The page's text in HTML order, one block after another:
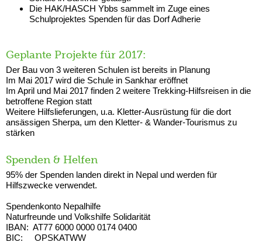
Die HAK/HASCH Ybbs sammelt im Zuge eines
Schulprojektes Spenden für das Dorf Adherie
Geplante Projekte für 2017:
Der Bau von 3 weiteren Schulen ist bereits in Planung
Im Mai 2017 wird die Schule in Sankhar eröffnet
Im April und Mai 2017 finden 2 weitere Trekking-Hilfsreisen in die
betroffene Region statt
Weitere Hilfslieferungen, u.a. Kletter-Ausrüstung für die dort
ansässigen Sherpa, um den Kletter- & Wander-Tourismus zu
stärken
Spenden & Helfen
95% der Spenden landen direkt in Nepal und werden für
Hilfszwecke verwendet.
Spendenkonto Nepalhilfe
Naturfreunde und Volkshilfe Solidarität
IBAN: AT77 6000 0000 0174 0400
BIC: OPSKATWW